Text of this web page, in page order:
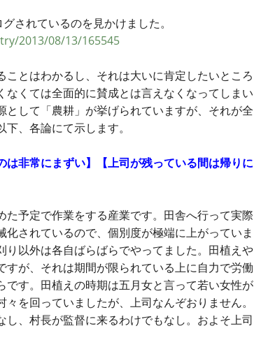
されているのを見かけました。
2013/08/13/165545
ことはわかるし、それは大いに肯定したいところ
くては全面的に賛成とは言えなくなってしまい
として「農耕」が挙げられていますが、それが全
、各論にて示します。
は非常にまずい】【上司が残っている間は帰りに
予定で作業をする産業です。田舎へ行って実際
されているので、個別度が極端に上がっていま
以外は各自ばらばらでやってました。田植えや
が、それは期間が限られている上に自力で労働
です。田植えの時期は五月女と言って若い女性が
を回っていましたが、上司なんぞおりません。
、村長が監督に来るわけでもなし。およそ上司